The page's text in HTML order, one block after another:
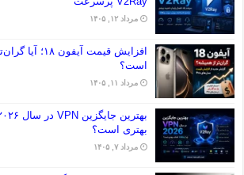
مرداد ۱۲, ۱۴۰۵
افزایش قیمت
است؟
مرداد ۱۱, ۱۴۰۵
بهتری است؟
مرداد ۷, ۱۴۰۵